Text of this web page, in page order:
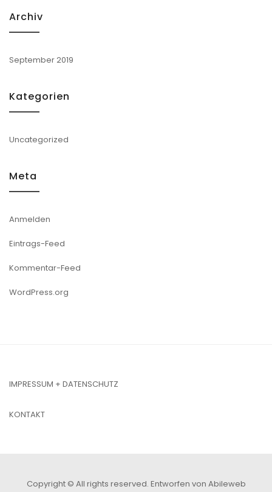
Archiv
September 2019
Kategorien
Uncategorized
Meta
Anmelden
Eintrags-Feed
Kommentar-Feed
WordPress.org
IMPRESSUM + DATENSCHUTZ
KONTAKT
Copyright © All rights reserved. Entworfen von Abileweb